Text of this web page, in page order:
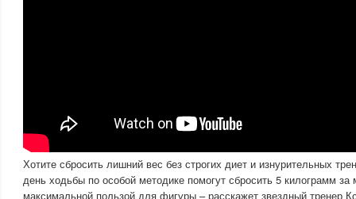
Хотите сбросить лишний вес без строгих диет и изнурительных
день ходьбы по особой методике помогут сбросить 5 килограмм за
максимальной пользой для фигуры – расскажет звездный тренер